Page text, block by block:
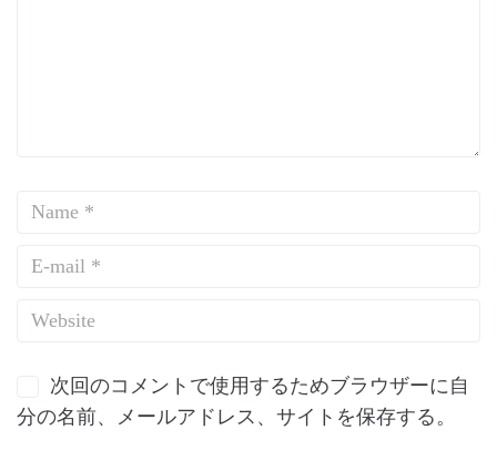
次回のコメントで使用するためブラウザーに自
分の名前、メールアドレス、サイトを保存する。